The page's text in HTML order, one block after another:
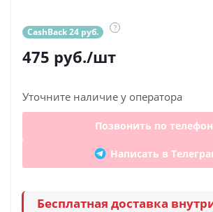
CashBack 24 руб. ?
475 руб./шт
Уточните наличие у оператора
Позвонить по
Написать в
Бесплатная доставка